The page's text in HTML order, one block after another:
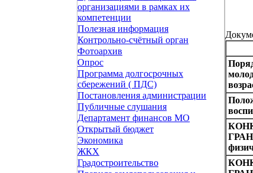
организациями в рамках их
компетенции
Полезная информация
Контрольно-счётный орган
Фотоархив
Опрос
Программа долгосрочных
сбережений ( ПДС)
Постановления администрации
Публичные слушания
Департамент финансов МО
Открытый бюджет
Экономика
ЖКХ
Градостроительство